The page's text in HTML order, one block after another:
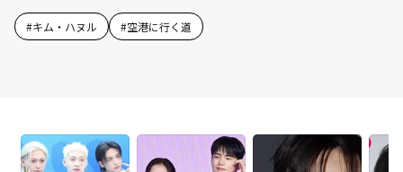
#キム・ハヌル #空港に行く道